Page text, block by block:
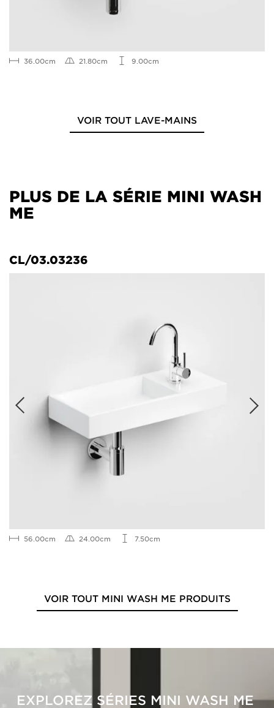
36.00cm 21.80cm 9.00cm
VOIR TOUT LAVE-MAINS
PLUS DE LA SÉRIE MINI WASH
ME
CL/03.03236
56.00cm 24.00cm 7.50cm
VOIR TOUT MINI WASH ME PRODUITS
EXPLOREZ SÉRIES MINI WASH ME